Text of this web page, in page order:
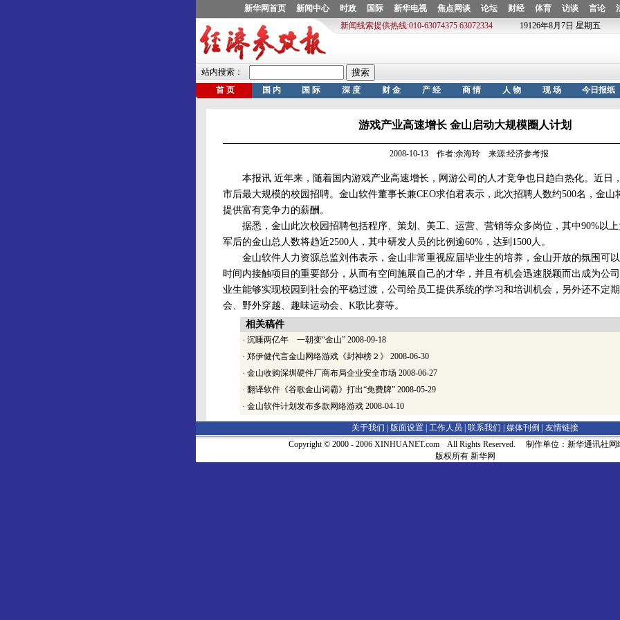
游戏产业高速增长 金山启动大规模圈人计划
2008-10-13 作者:余海玲 来源:经济参考报
本报讯 近年来，随着国内游戏产业高速增长，网游公司的人才竞争也日趋白热化。近日
市后最大规模的校园招聘。金山软件董事长兼CEO求伯君表示，此次招聘人数约500名，金山
提供富有竞争力的薪酬。
据悉，金山此次校园招聘包括程序、策划、美工、运营、营销等众多岗位，其中90%以上
军后的金山总人数将趋近2500人，其中研发人员的比例逾60%，达到1500人。
金山软件人力资源总监刘伟表示，金山非常重视应届毕业生的培养，金山开放的氛围可
时间内接触项目的重要部分，从而有空间施展自己的才华，并且有机会迅速脱颖而出成为公
业生能够实现校园到社会的平稳过渡，公司给员工提供系统的学习和培训机会，另外还不定
会、野外穿越、趣味运动会、K歌比赛等。
相关稿件
· 沉睡两亿年 一朝变“金山” 2008-09-18
· 郑伊健代言金山网络游戏《封神榜２》 2008-06-30
· 金山收购深圳硬件厂商布局企业安全市场 2008-06-27
· 翻译软件《谷歌金山词霸》打出“免费牌” 2008-05-29
· 金山软件计划发布多款网络游戏 2008-04-10
关于我们 | 版面设置 工作人员 联系我们 媒体刊例
友情链接
Copyright © 2000 - 2006 XINHUANET.com All Rights Reserved. 制作单位：新华通讯社网
版权所有 新华网